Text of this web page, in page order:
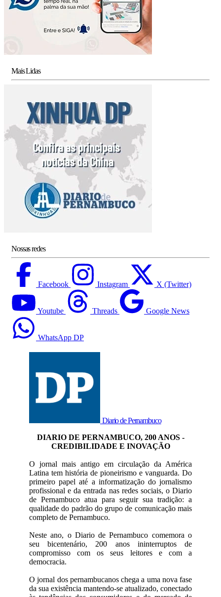
Mais Lidas
Nossas redes
Facebook Instagram X (Twitter)
Youtube Threads Google News
WhatsApp DP
Diario de Pernambuco
DIARIO DE PERNAMBUCO, 200 ANOS -
CREDIBILIDADE E INOVAÇÃO
O jornal mais antigo em circulação da América
Latina tem história de pioneirismo e vanguarda. Do
primeiro papel até a informatização do jornalismo
profissional e da entrada nas redes sociais, o Diario
de Pernambuco atua para seguir sua tradição: a
qualidade do padrão do grupo de comunicação mais
completo de Pernambuco.
Neste ano, o Diario de Pernambuco comemora o
seu bicentenário, 200 anos ininterruptos de
compromisso com os seus leitores e com a
democracia.
O jornal dos pernambucanos chega a uma nova fase
da sua existência mantendo-se atualizado, conectado